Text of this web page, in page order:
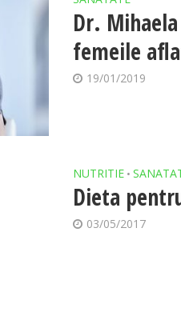
Dr.
femeile
19/01/2019
NUTRITIE •
Dieta
03/05/2017